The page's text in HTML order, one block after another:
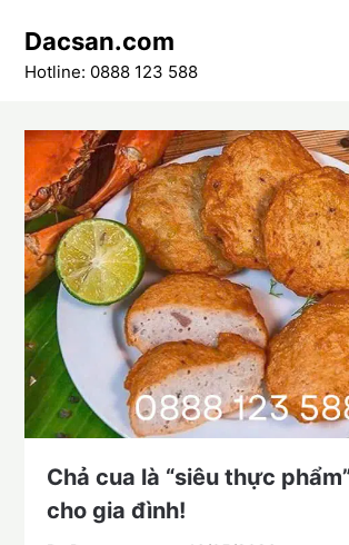
content
Dacsan.com
Hotline: 0888 123 588
Chả cua là “siêu thực
cho gia đình!